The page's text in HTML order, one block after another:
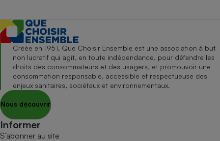
Créée en 1951, Que Choisir Ensemble est une association à but
non lucratif qui agit, en toute indépendance, pour défendre les
droits des consommateurs et des usagers, et promouvoir une
consommation responsable, accessible et respectueuse des
enjeux sanitaires, sociétaux et environnementaux.
Nous découvrir
Informer
S’abonner au site